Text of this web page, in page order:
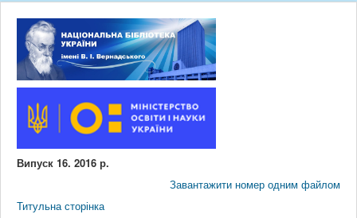
Випуск 16. 2016 р.
Завантажити номер одним файлом
Титульна сторінка